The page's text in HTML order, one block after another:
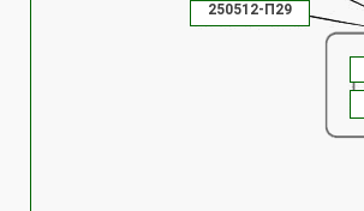
250512-П29